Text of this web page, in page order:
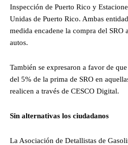
Inspección de Puerto Rico y
Unidas de Puerto Rico. Ambas
medida encadene la compra del SRO
autos.
También se expresaron a favor de
del 5% de la prima de SRO en
realicen a través de CESCO Digital.
Sin alternativas los ciudadanos
La Asociación de Detallistas de